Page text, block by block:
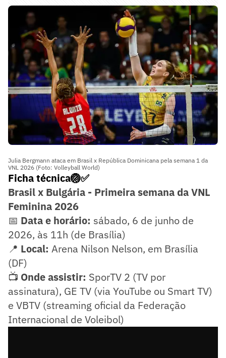
Julia Bergmann ataca em Brasil x República Dominicana pela semana 1 da
VNL 2026 (Foto: Volleyball World)
Ficha técnica🏐✅
Brasil x Bulgária - Primeira semana da VNL
Feminina 2026
📅 Data e horário: sábado, 6 de junho de
2026, às 11h (de Brasília)
📍 Local: Arena Nilson Nelson, em Brasília
(DF)
📺 Onde assistir: SporTV 2 (TV por
assinatura), GE TV (via YouTube ou Smart TV)
e VBTV (streaming oficial da Federação
Internacional de Voleibol)